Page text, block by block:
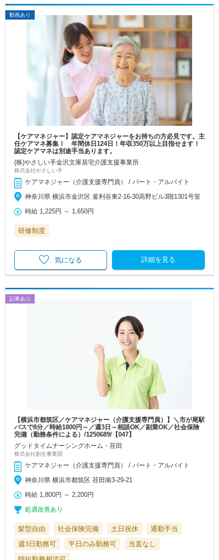
動画あり
【ケアマネジャー】認定ケアマネジャーをお持ちの方必見です。主
任ケアマネ募集！ 年間休日124日！年収350万以上目指せます！
認定ケアマネは別途手当あります。
(株)やさしい手金沢文庫居宅介護支援事業所
株式会社やさしい手
ケアマネジャー（介護支援専門員） / パート・アルバイト
神奈川県 横浜市金沢区 釜利谷東2-16-30高野ビル3階1301号室
時給 1,225円 ～ 1,650円
研修制度
詳細を見る
気になる
記事あり
【横浜市都筑区／ケアマネジャー（介護支援専門員）】＼市が尾駅
バスで8分／時給1800円～／週3日～相談OK／副業OK／社会保険
完備（勤務条件による）/1250689/【047】
グッドタイムナーシングホーム・荏田
株式会社創生事業団
ケアマネジャー（介護支援専門員） / パート・アルバイト
神奈川県 横浜市都筑区 荏田南3-29-21
時給 1,800円 ～ 2,200円
処遇改善あり
髪型自由 社会保険完備 土日祝休
通勤手当
週3日勤務可
平日のみ勤務可
当直なし